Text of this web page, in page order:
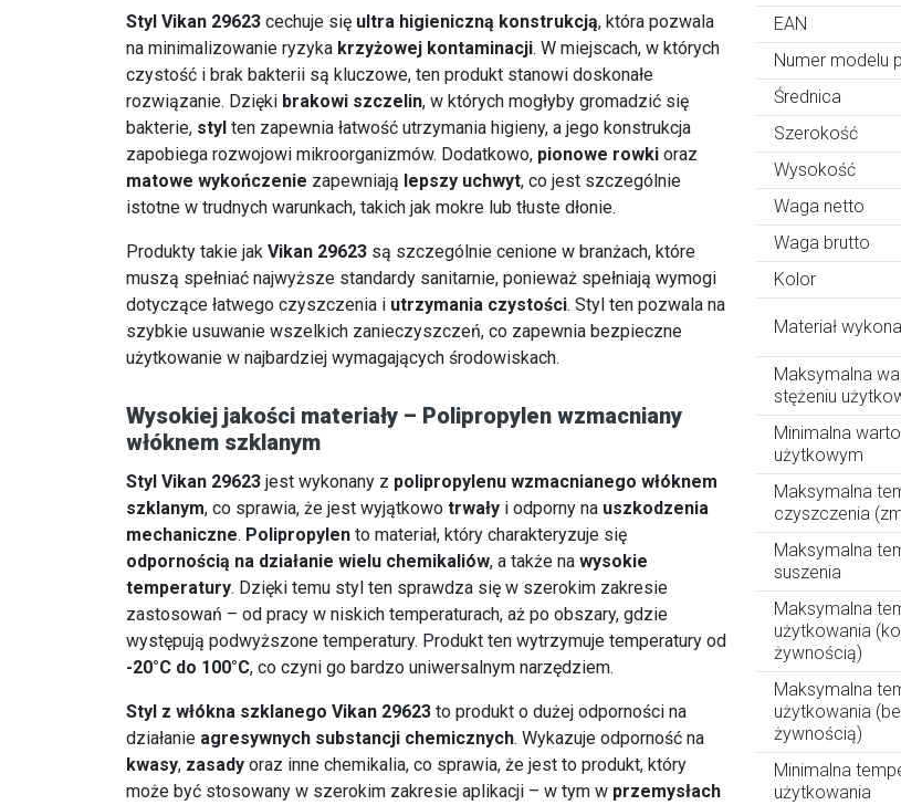
Styl Vikan 29623 cechuje się ultra higieniczną konstrukcją, która pozwala
na minimalizowanie ryzyka krzyżowej kontaminacji. W miejscach, w których
czystość i brak bakterii są kluczowe, ten produkt stanowi doskonałe
rozwiązanie. Dzięki brakowi szczelin, w których mogłyby gromadzić się
bakterie, styl ten zapewnia łatwość utrzymania higieny, a jego konstrukcja
zapobiega rozwojowi mikroorganizmów. Dodatkowo, pionowe rowki oraz
matowe wykończenie zapewniają lepszy uchwyt, co jest szczególnie
istotne w trudnych warunkach, takich jak mokre lub tłuste dłonie.
Produkty takie jak Vikan 29623 są szczególnie cenione w branżach, które
muszą spełniać najwyższe standardy sanitarnie, ponieważ spełniają wymogi
dotyczące łatwego czyszczenia i utrzymania czystości. Styl ten pozwala na
szybkie usuwanie wszelkich zanieczyszczeń, co zapewnia bezpieczne
użytkowanie w najbardziej wymagających środowiskach.
Wysokiej jakości materiały – Polipropylen wzmacniany
włóknem szklanym
Styl Vikan 29623 jest wykonany z polipropylenu wzmacnianego włóknem
szklanym, co sprawia, że jest wyjątkowo trwały i odporny na uszkodzenia
mechaniczne. Polipropylen to materiał, który charakteryzuje się
odpornością na działanie wielu chemikaliów, a także na wysokie
temperatury. Dzięki temu styl ten sprawdza się w szerokim zakresie
zastosowań – od pracy w niskich temperaturach, aż po obszary, gdzie
występują podwyższone temperatury. Produkt ten wytrzymuje temperatury od
-20°C do 100°C, co czyni go bardzo uniwersalnym narzędziem.
Styl z włókna szklanego Vikan 29623 to produkt o dużej odporności na
działanie agresywnych substancji chemicznych. Wykazuje odporność na
kwasy, zasady oraz inne chemikalia, co sprawia, że jest to produkt, który
może być stosowany w szerokim zakresie aplikacji – w tym w przemysłach
EAN
Numer modelu
Średnica
Szerokość
Wysokość
Waga netto
Waga brutto
Kolor
Materiał
Maksymalna
stężeniu
Minimalna
użytkowym
Maksymalna
czyszczenia
Maksymalna
suszenia
Maksymalna
użytkowania
żywnością)
Maksymalna
użytkowania
żywnością)
Minimalna
użytkowania